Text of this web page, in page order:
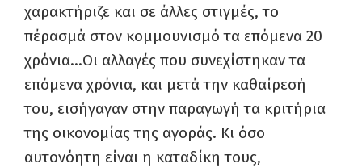
χαρακτήριζε και σε άλλες στιγμές, το
πέρασμά στον κομμουνισμό τα επόμενα 20
χρόνια…Οι αλλαγές που συνεχίστηκαν τα
επόμενα χρόνια, και μετά την καθαίρεσή
του, εισήγαγαν στην παραγωγή τα κριτήρια
της οικονομίας της αγοράς. Κι όσο
αυτονόητη είναι η καταδίκη τους,